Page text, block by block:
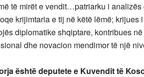
të mirët e vendit…patriarku i
krijimtaria e tij në këtë lëmë;
diplomatike shqiptare, kontribues
dhe novacion mendimor të një
është deputete e Kuvendit të